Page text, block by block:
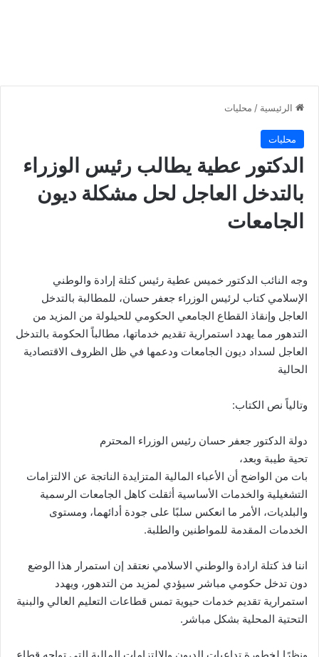
الرئيسية / محليات
محليات
الدكتور عطية يطالب رئيس الوزراء
بالتدخل العاجل لحل مشكلة ديون
الجامعات
وجه النائب الدكتور خميس عطية رئيس كتلة إرادة والوطني
الإسلامي كتاب لرئيس الوزراء جعفر حسان، للمطالبة بالتدخل
العاجل وإنقاذ القطاع الجامعي الحكومي للحيلولة من المزيد من
التدهور مما يهدد استمرارية تقديم خدماتها، مطالباً الحكومة بالتدخل
العاجل لسداد ديون الجامعات ودعمها في ظل الظروف الاقتصادية
الحالية
وتالياً نص الكتاب:
دولة الدكتور جعفر حسان رئيس الوزراء المحترم
تحية طيبة وبعد،
بات من الواضح أن الأعباء المالية المتزايدة الناتجة عن الالتزامات
التشغيلية والخدمات الأساسية أثقلت كاهل الجامعات الرسمية
والبلديات، الأمر ما انعكس سلبًا على جودة أدائهما، ومستوى
الخدمات المقدمة للمواطنين والطلبة.
اننا فذ كتلة ارادة والوطني الاسلامي نعتقد إن استمرار هذا الوضع
دون تدخل حكومي مباشر سيؤدي لمزيد من التدهور، ويهدد
استمرارية تقديم خدمات حيوية تمس قطاعات التعليم العالي والبنية
التحتية المحلية بشكل مباشر.